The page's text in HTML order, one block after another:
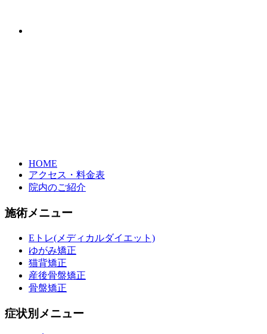
HOME
アクセス・料金表
院内のご紹介
施術メニュー
Eトレ(メディカルダイエット)
ゆがみ矯正
猫背矯正
産後骨盤矯正
骨盤矯正
症状別メニュー